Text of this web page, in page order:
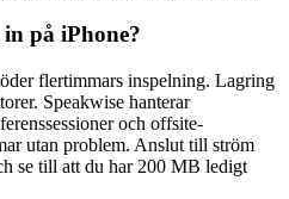
på iPhone?
flertimmars inspelning. Lagring
Speakwise hanterar
och offsite-
utan problem. Anslut till ström
se till att du har 200 MB ledigt